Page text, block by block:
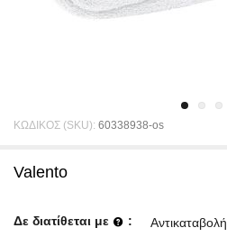
ΚΩΔΙΚΟΣ (SKU): 60338938-os
Valento
Δε διατίθεται με : Αντικαταβολή